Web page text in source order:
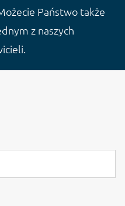
Państwo także
z naszych